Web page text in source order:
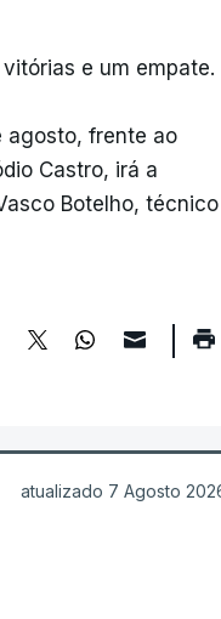
e um empate.
agosto, frente ao
Castro, irá a
Botelho, técnico
atualizado 7 Agosto